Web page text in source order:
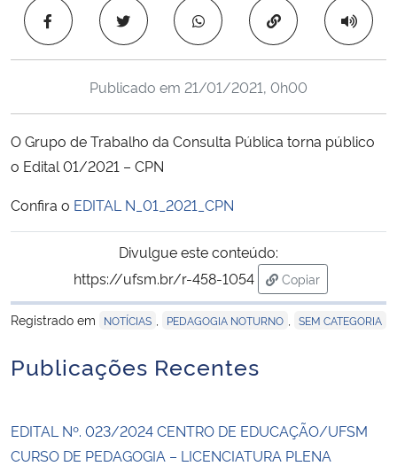
Ministério da Educação
Ministério de Minas e Energia
Ministério do Turismo
Controladoria-Geral da União
Ministério da Mulher, da Família e dos Direitos Humanos
Copiar para área
Publicado em 21/01/2021, 0h00
O Grupo de Trabalho da Consulta Pública torna público
o Edital 01/2021 – CPN
Confira o EDITAL N_01_2021_CPN
Divulgue este conteúdo:
https://ufsm.br/r-458-1054
Copiar
para área de
Registrado em
NOTÍCIAS PEDAGOGIA NOTURNO SEM CATEGORIA
Publicações Recentes
EDITAL Nº. 023/2024 CENTRO DE EDUCAÇÃO/UFSM
CURSO DE PEDAGOGIA – LICENCIATURA PLENA